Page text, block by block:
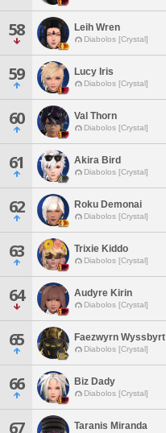
58 Leih Wren
Diabolos [Crystal]
59 Lucy Iris
Diabolos [Crystal]
60 Val Thorn
Diabolos [Crystal]
61 Akira Bird
Diabolos [Crystal]
62 Roku Demonai
Diabolos [Crystal]
63 Trixie Kiddo
Diabolos [Crystal]
64 Audyre Kirin
Diabolos [Crystal]
65 Faezwyrn Wyssbyrt
Diabolos [Crystal]
66 Biz Dady
Diabolos [Crystal]
67 Taranis Miranda